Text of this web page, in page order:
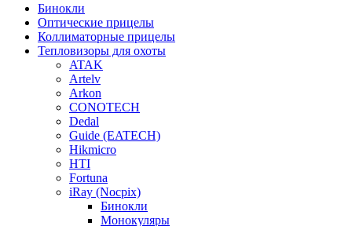
Бинокли
Оптические прицелы
Коллиматорные прицелы
Тепловизоры для охоты
ATAK
Artelv
Arkon
CONOTECH
Dedal
Guide (EATECH)
Hikmicro
HTI
Fortuna
iRay (Nocpix)
Бинокли
Монокуляры